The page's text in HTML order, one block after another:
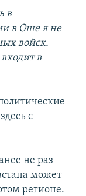
в
в Оше я не
войск.
в
с
не раз
может
регионе.